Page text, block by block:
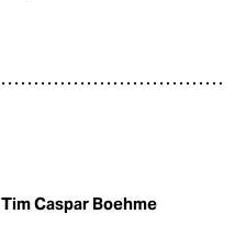
Tim Caspar Boehme